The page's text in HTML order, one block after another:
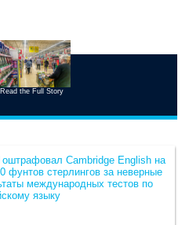
Read the Full Story
оштрафовал Cambridge English на
фунтов стерлингов за неверные
международных тестов по
языку